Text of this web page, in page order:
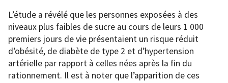
L’étude a révélé que les personnes exposées à des
niveaux plus faibles de sucre au cours de leurs 1 000
premiers jours de vie présentaient un risque réduit
d’obésité, de diabète de type 2 et d’hypertension
artérielle par rapport à celles nées après la fin du
rationnement. Il est à noter que l’apparition de ces